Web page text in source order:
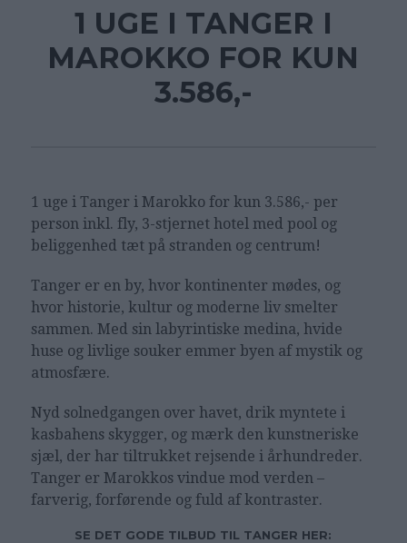
1 UGE I TANGER I
MAROKKO FOR KUN
3.586,-
1 uge i Tanger i Marokko for kun 3.586,- per
person inkl. fly, 3-stjernet hotel med pool og
beliggenhed tæt på stranden og centrum!
Tanger er en by, hvor kontinenter mødes, og
hvor historie, kultur og moderne liv smelter
sammen. Med sin labyrintiske medina, hvide
huse og livlige souker emmer byen af mystik og
atmosfære.
Nyd solnedgangen over havet, drik myntete i
kasbahens skygger, og mærk den kunstneriske
sjæl, der har tiltrukket rejsende i århundreder.
Tanger er Marokkos vindue mod verden –
farverig, forførende og fuld af kontraster.
SE DET GODE TILBUD TIL TANGER HER: